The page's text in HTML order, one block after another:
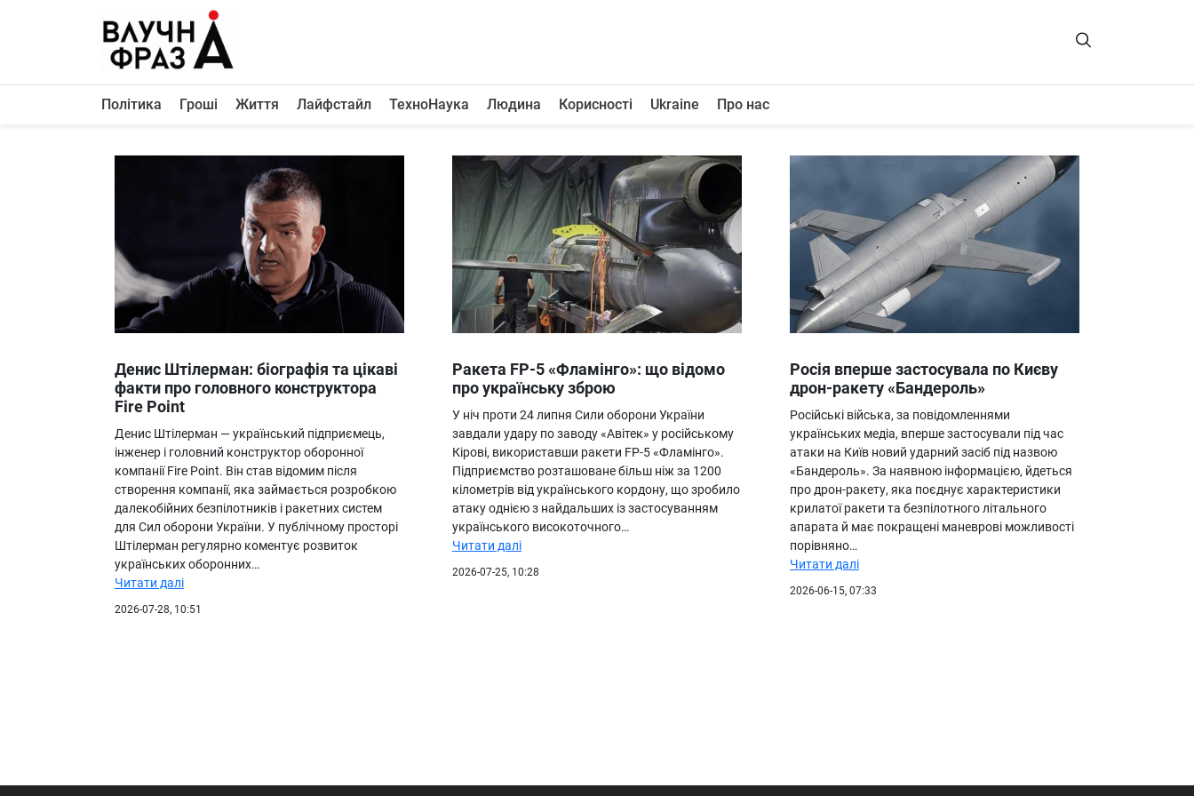
Політика
Людина
Корисності
Про нас
Політика Гроші Життя Лайфстайл ТехноНаука Людина Корисності Ukraine Про нас
Денис Штілерман: біографія та цікаві
факти про головного конструктора
Fire Point
Денис Штілерман — український підприємець,
інженер і головний конструктор оборонної
компанії Fire Point. Він став відомим після
створення компанії, яка займається розробкою
далекобійних безпілотників і ракетних систем
для Сил оборони України. У публічному просторі
Штілерман регулярно коментує розвиток
українських оборонних…
Читати далі
2026-07-28, 10:51
Ракета FP-5 «Фламінго»: що відомо
про українську зброю
У ніч проти 24 липня Сили оборони України
завдали удару по заводу «Авітек» у російському
Кірові, використавши ракети FP-5 «Фламінго».
Підприємство розташоване більш ніж за 1200
кілометрів від українського кордону, що зробило
атаку однією з найдальших із застосуванням
українського високоточного…
Читати далі
2026-07-25, 10:28
Росія вперше застосувала по Києву
дрон-ракету «Бандероль»
Російські війська, за повідомленнями
українських медіа, вперше застосували під час
атаки на Київ новий ударний засіб під назвою
«Бандероль». За наявною інформацією, йдеться
про дрон-ракету, яка поєднує характеристики
крилатої ракети та безпілотного літального
апарата й має покращені маневрові можливості
порівняно…
Читати далі
2026-06-15, 07:33